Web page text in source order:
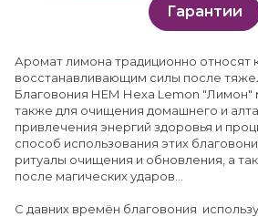
Гарантии
Аромат лимона традиционно относят
восстанавливающим силы после
Благовония НЕМ Неха Lemon "Лимон"
также для очищения домашнего и
привлечения энергий здоровья и
способ использования этих
ритуалы очищения и обновления, а
после магических ударов...
С давних времён благовония